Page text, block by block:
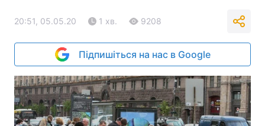
20:51, 05.05.20 1 хв. 9208
Підпишіться на нас в Google